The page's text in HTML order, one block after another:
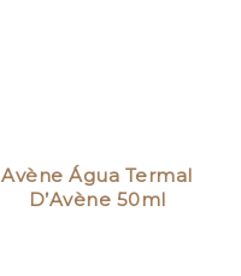
Avène Água Termal
D’Avène 50ml